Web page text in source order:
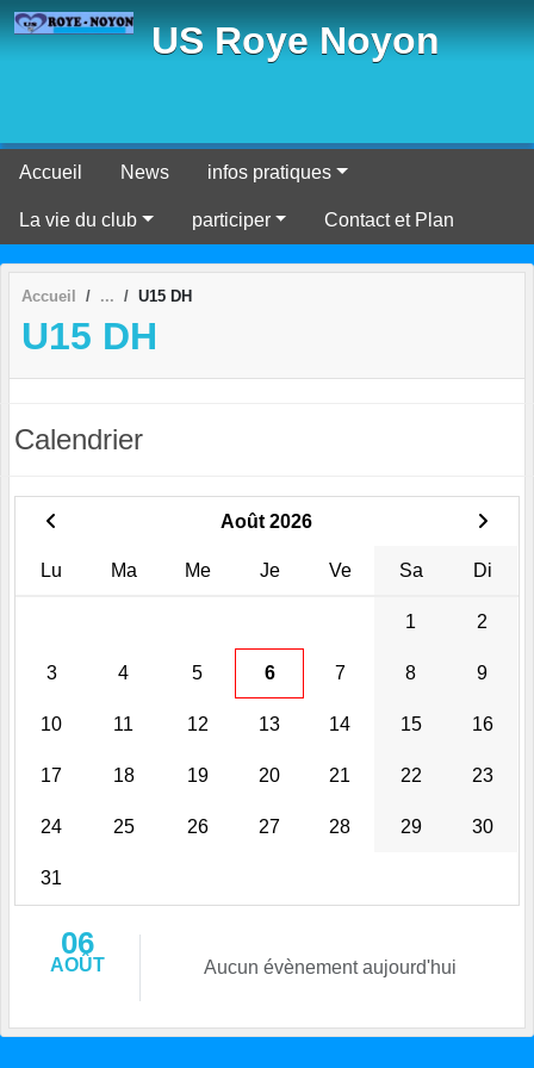
US Roye Noyon
Accueil News infos pratiques
La vie du club participer Contact et Plan
Accueil U15 DH
U15 DH
Calendrier
Août 2026
Lu Ma Me Je Ve Sa Di
1 2
3 4 5 6 7 8 9
10 11 12 13 14 15 16
17 18 19 20 21 22 23
24 25 26 27 28 29 30
31
06
AOÛT Aucun évènement aujourd'hui
Panneau de gestion des cookies